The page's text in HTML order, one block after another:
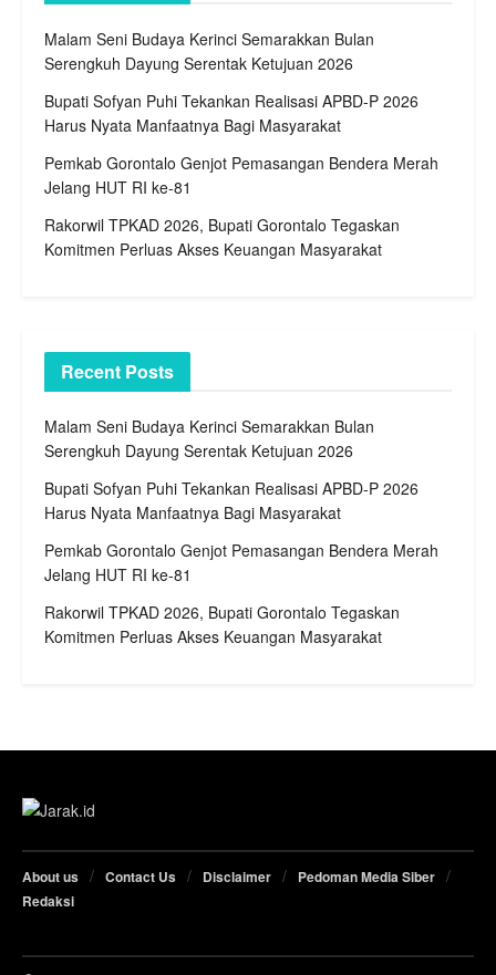
Malam Seni Budaya Kerinci Semarakkan Bulan
Serengkuh Dayung Serentak Ketujuan 2026
Bupati Sofyan Puhi Tekankan Realisasi APBD-P 2026
Harus Nyata Manfaatnya Bagi Masyarakat
Pemkab Gorontalo Genjot Pemasangan Bendera Merah
Jelang HUT RI ke-81
Rakorwil TPKAD 2026, Bupati Gorontalo Tegaskan
Komitmen Perluas Akses Keuangan Masyarakat
Recent Posts
Malam Seni Budaya Kerinci Semarakkan Bulan
Serengkuh Dayung Serentak Ketujuan 2026
Bupati Sofyan Puhi Tekankan Realisasi APBD-P 2026
Harus Nyata Manfaatnya Bagi Masyarakat
Pemkab Gorontalo Genjot Pemasangan Bendera Merah
Jelang HUT RI ke-81
Rakorwil TPKAD 2026, Bupati Gorontalo Tegaskan
Komitmen Perluas Akses Keuangan Masyarakat
About us Contact Us Disclaimer
Pedoman Media Siber
Redaksi